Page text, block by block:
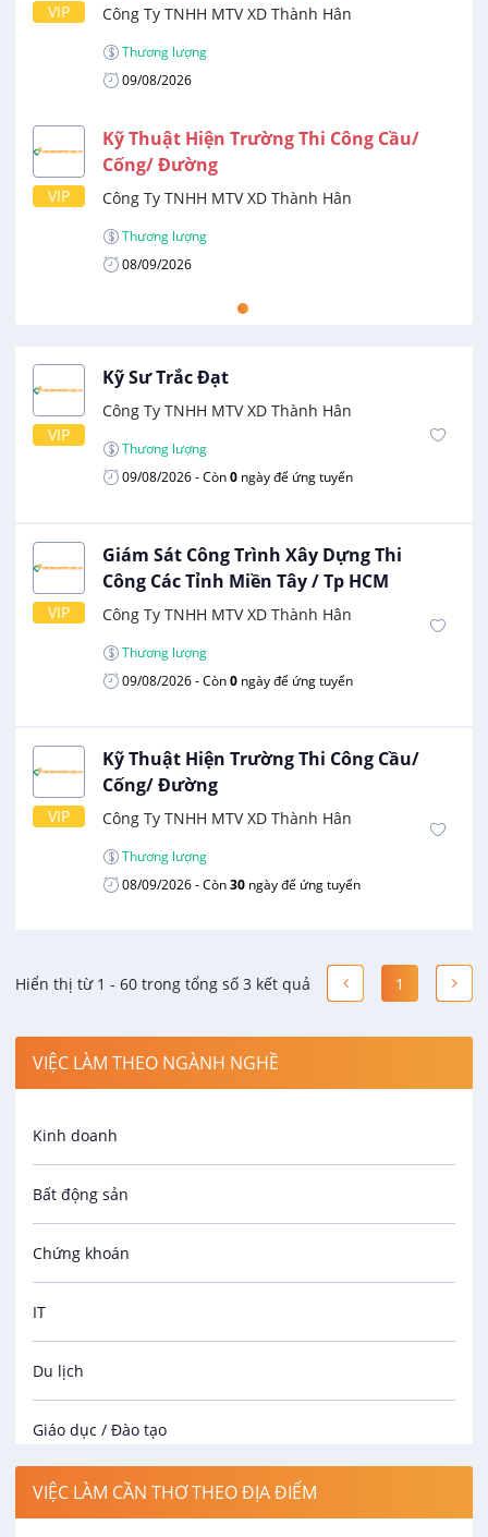
VIP Công Ty TNHH MTV XD Thành Hân
Thương lượng
09/08/2026
VIP
Kỹ Thuật Hiện Trường Thi Công Cầu/
Cống/ Đường
Công Ty TNHH MTV XD Thành Hân
Thương lượng
08/09/2026
VIP
Kỹ Sư Trắc Đạt
Công Ty TNHH MTV XD Thành Hân
Thương lượng
09/08/2026- Còn0 ngày để ứng tuyển
VIP
Giám Sát Công Trình Xây Dựng Thi
Công Các Tỉnh Miền Tây / Tp HCM
Công Ty TNHH MTV XD Thành Hân
Thương lượng
09/08/2026- Còn0 ngày để ứng tuyển
VIP
Kỹ Thuật Hiện Trường Thi Công Cầu/
Cống/ Đường
Công Ty TNHH MTV XD Thành Hân
Thương lượng
08/09/2026- Còn30 ngày để ứng tuyển
Hiển thị từ 1 - 60 trong tổng số 3 kết quả 1
VIỆC LÀM THEO NGÀNH NGHỀ
Kinh doanh
Bất động sản
Chứng khoán
IT
Du lịch
Giáo dục / Đào tạo
Luật
VIỆC LÀM CẦN THƠ THEO ĐỊA ĐIỂM